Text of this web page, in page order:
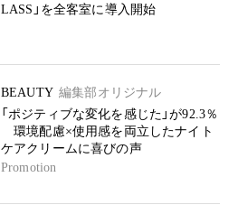
LASS」を全客室に導入開始
BEAUTY 編集部オリジナル
「ポジティブな変化を感じた」が92.3％
環境配慮×使用感を両立したナイト
ケアクリームに喜びの声
Promotion